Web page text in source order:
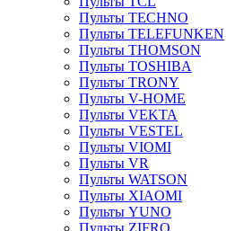
Пульты TECHNO
Пульты TELEFUNKEN
Пульты THOMSON
Пульты TOSHIBA
Пульты TRONY
Пульты V-HOME
Пульты VEKTA
Пульты VESTEL
Пульты VIOMI
Пульты VR
Пульты WATSON
Пульты XIAOMI
Пульты YUNO
Пульты ZIFRO